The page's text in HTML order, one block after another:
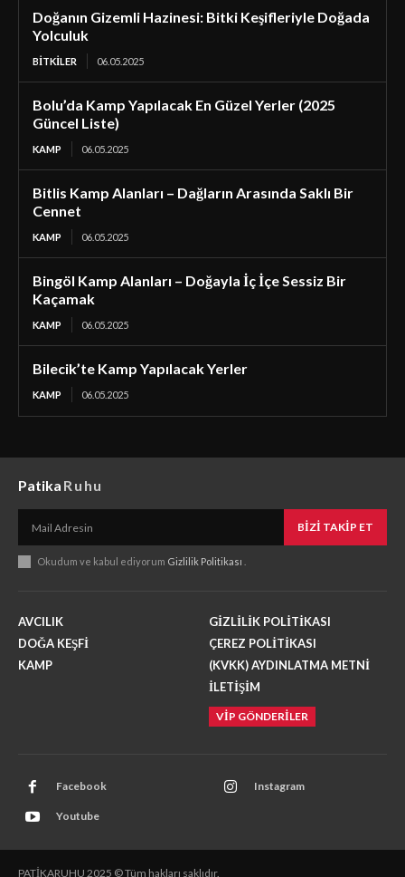
Doğanın Gizemli Hazinesi: Bitki Keşifleriyle Doğada
Yolculuk
BİTKİLER 06.05.2025
Bolu’da Kamp Yapılacak En Güzel Yerler (2025
Güncel Liste)
KAMP 06.05.2025
Bitlis Kamp Alanları – Dağların Arasında Saklı Bir
Cennet
KAMP 06.05.2025
Bingöl Kamp Alanları – Doğayla İç İçe Sessiz Bir
Kaçamak
KAMP 06.05.2025
Bilecik’te Kamp Yapılacak Yerler
KAMP 06.05.2025
Patika Ruhu
BIZI TAKIP ET
Okudum ve kabul ediyorum Gizlilik Politikası
AVCILIK
DOĞA KEŞFİ
KAMP
GİZLİLİK POLİTİKASI
ÇEREZ POLİTİKASI
(KVKK) AYDINLATMA METNİ
İLETİŞİM
VİP GÖNDERİLER
Facebook Instagram
Youtube
PATİKARUHU 2025 © Tüm hakları saklıdır.